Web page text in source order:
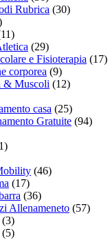
Rubrica (30)
(29)
e Fisioterapia (17)
corporea (9)
& Muscoli (12)
casa (25)
Gratuite (94)
(46)
(17)
(36)
Allenameneto (57)
(3)
(5)